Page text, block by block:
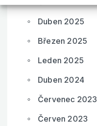
Duben 2025
Březen 2025
Leden 2025
Duben 2024
Červenec 2023
Červen 2023